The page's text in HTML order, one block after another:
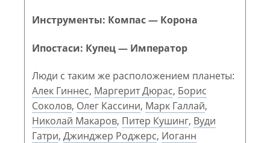
Инструменты: Компас — Корона
Ипостаси: Купец — Император
Люди с таким же расположением планеты:
Алек Гиннес, Маргерит Дюрас, Борис
Соколов, Олег Кассини, Марк Галлай,
Николай Макаров, Питер Кушинг, Вуди
Гатри, Джинджер Роджерс, Иоганн